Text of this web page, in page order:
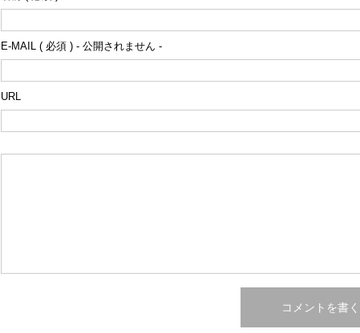
E-MAIL ( 必須 ) - 公開されません -
URL